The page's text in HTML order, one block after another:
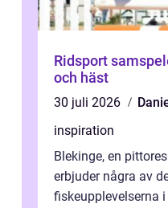
Ridsport samspelet mellan människa
och häst
30 juli 2026
inspiration
Blekinge, en
erbjuder några av
fiskeupplevelserna